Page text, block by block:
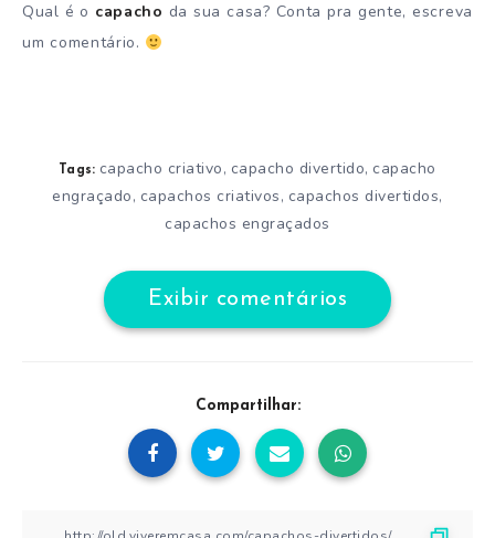
Qual é o capacho da sua casa? Conta pra gente, escreva
um comentário.
Tags: capacho criativo, capacho divertido, capacho
engraçado, capachos criativos, capachos divertidos,
capachos engraçados
Exibir comentários
Compartilhar: